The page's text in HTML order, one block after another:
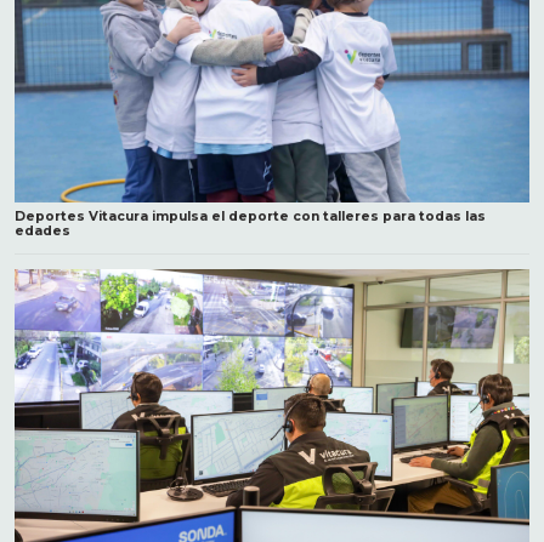
Deportes Vitacura impulsa el deporte con talleres para todas las
edades